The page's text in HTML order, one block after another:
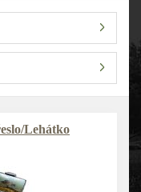
Lehátko